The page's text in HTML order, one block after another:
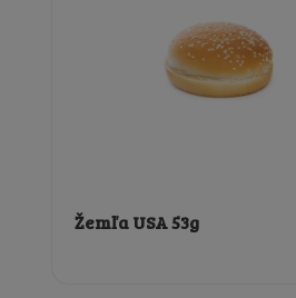
Žemľa USA 53g